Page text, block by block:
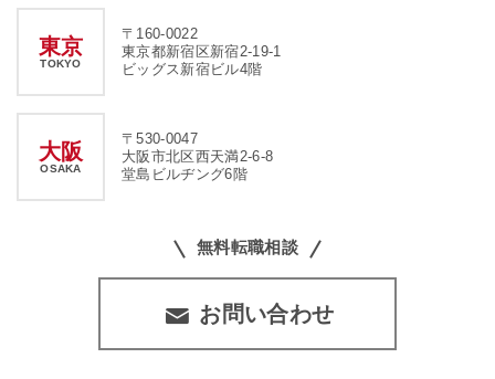
東京
TOKYO
〒160-0022
東京都新宿区新宿2-19-1
ビッグス新宿ビル4階
大阪
OSAKA
〒530-0047
大阪市北区西天満2-6-8
堂島ビルヂング6階
無料転職相談
お問い合わせ